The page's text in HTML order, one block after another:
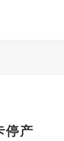
停产